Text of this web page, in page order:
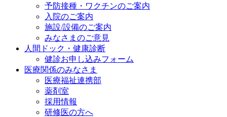
予防接種・ワクチンのご案内
入院のご案内
施設/設備のご案内
みなさまのご意見
人間ドック・健康診断
健診お申し込みフォーム
医療関係のみなさま
医療福祉連携部
薬剤室
採用情報
研修医の方へ